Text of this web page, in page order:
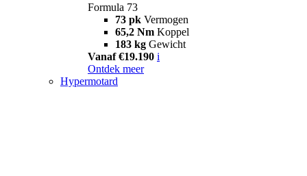
Formula 73
73 pk Vermogen
65,2 Nm Koppel
183 kg Gewicht
Vanaf €19.190 i
Ontdek meer
Hypermotard